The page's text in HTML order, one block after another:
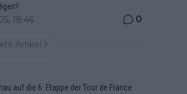
18:46 0
Artikel
auf die 6. Etappe der Tour de France